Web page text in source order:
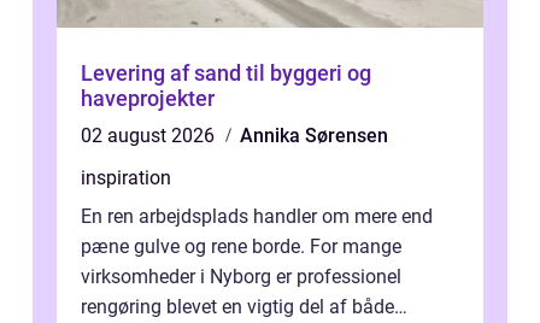
Levering af sand til byggeri og
haveprojekter
02 august 2026
Annika Sørensen
inspiration
En ren arbejdsplads handler om mere end
pæne gulve og rene borde. For mange
virksomheder i Nyborg er professionel
rengøring blevet en vigtig del af både